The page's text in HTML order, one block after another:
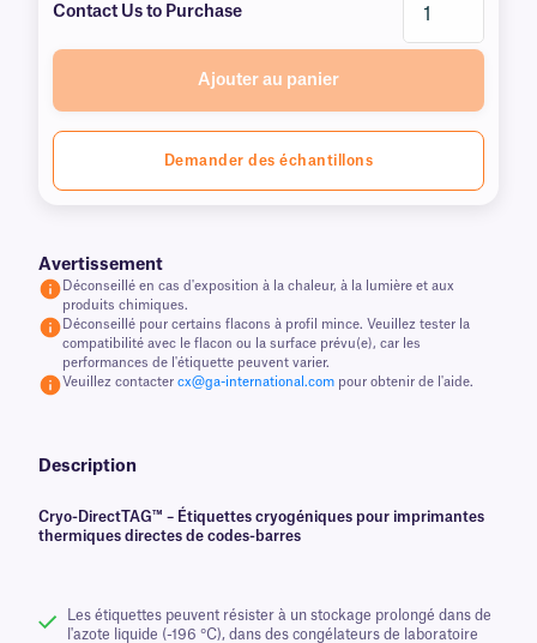
Contact Us to Purchase
Ajouter au panier
Demander des échantillons
Avertissement
Déconseillé en cas d'exposition à la chaleur, à la lumière et aux
produits chimiques.
Déconseillé pour certains flacons à profil mince. Veuillez tester la
compatibilité avec le flacon ou la surface prévu(e), car les
performances de l'étiquette peuvent varier.
Veuillez contacter cx@ga-international.com pour obtenir de l'aide.
Description
Cryo-DirectTAG™ – Étiquettes cryogéniques pour imprimantes
thermiques directes de codes-barres
Les étiquettes peuvent résister à un stockage prolongé dans de
l'azote liquide (-196 °C), dans des congélateurs de laboratoire